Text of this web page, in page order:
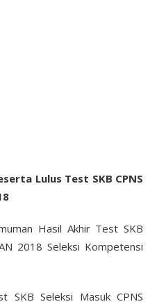
Lulus Test SKB CPNS
Hasil Akhir Test SKB
2018 Seleksi Kompetensi
SKB Seleksi Masuk CPNS